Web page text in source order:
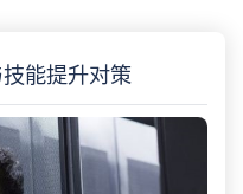
能提升对策